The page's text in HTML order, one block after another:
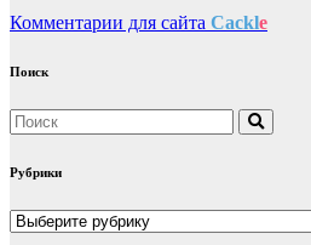
Комментарии для сайта Cackle
Поиск
Рубрики
Рубрики